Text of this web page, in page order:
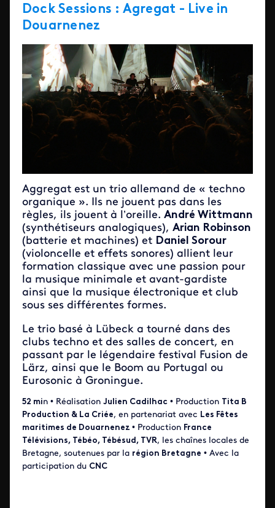
Dock Sessions : Agregat - Live in
Douarnenez
Aggregat est un trio allemand de « techno
organique ». Ils ne jouent pas dans les
règles, ils jouent à l’oreille. André Wittmann
(synthétiseurs analogiques), Arian Robinson
(batterie et machines) et Daniel Sorour
(violoncelle et effets sonores) allient leur
formation classique avec une passion pour
la musique minimale et avant-gardiste
ainsi que la musique électronique et club
sous ses différentes formes.
Le trio basé à Lübeck a tourné dans des
clubs techno et des salles de concert, en
passant par le légendaire festival Fusion de
Lärz, ainsi que le Boom au Portugal ou
Eurosonic à Groningue.
52 min • Réalisation Julien Cadilhac • Production Tita B
Production & La Criée, en partenariat avec Les Fêtes
maritimes de Douarnenez • Production France
Télévisions, Tébéo, Tébésud, TVR, les chaînes locales de
Bretagne, soutenues par la région Bretagne • Avec la
participation du CNC